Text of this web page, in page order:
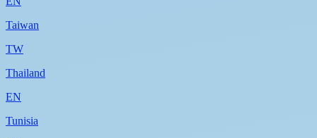
Taiwan
TW
Thailand
EN
Tunisia